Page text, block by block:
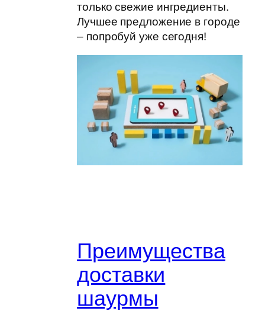
только свежие ингредиенты.
Лучшее предложение в городе
– попробуй уже сегодня!
Преимущества
доставки
шаурмы